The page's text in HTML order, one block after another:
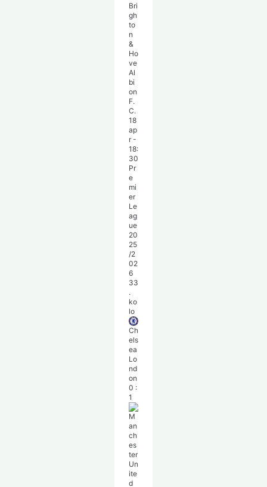
Bri
gh
to
n
&
Ho
ve
Al
bi
on
F.
C.
18
ap
r -
18:
30
Pr
e
mi
er
Le
ag
ue
20
25
/2
02
6
33
.
ko
lo
Ch
els
ea
Lo
nd
on
0 :
1